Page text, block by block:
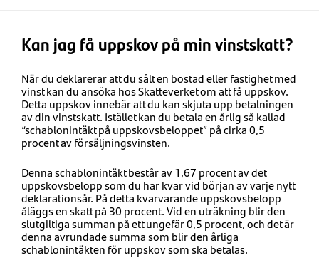
Kan jag få uppskov på min vinstskatt?
När du deklarerar att du sålt en bostad eller fastighet med
vinst kan du ansöka hos Skatteverket om att få uppskov.
Detta uppskov innebär att du kan skjuta upp betalningen
av din vinstskatt. Istället kan du betala en årlig så kallad
“schablonintäkt på uppskovsbeloppet” på cirka 0,5
procent av försäljningsvinsten.
Denna schablonintäkt består av 1,67 procent av det
uppskovsbelopp som du har kvar vid början av varje nytt
deklarationsår. På detta kvarvarande uppskovsbelopp
åläggs en skatt på 30 procent. Vid en uträkning blir den
slutgiltiga summan på ett ungefär 0,5 procent, och det är
denna avrundade summa som blir den årliga
schablonintäkten för uppskov som ska betalas.